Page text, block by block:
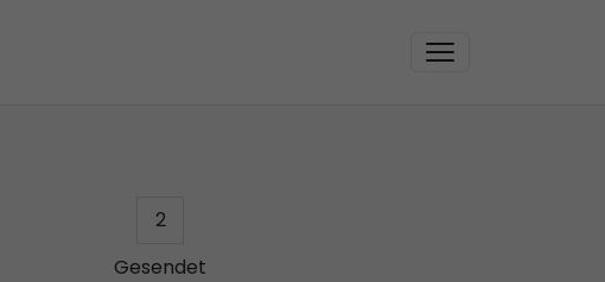
2
Gesendet